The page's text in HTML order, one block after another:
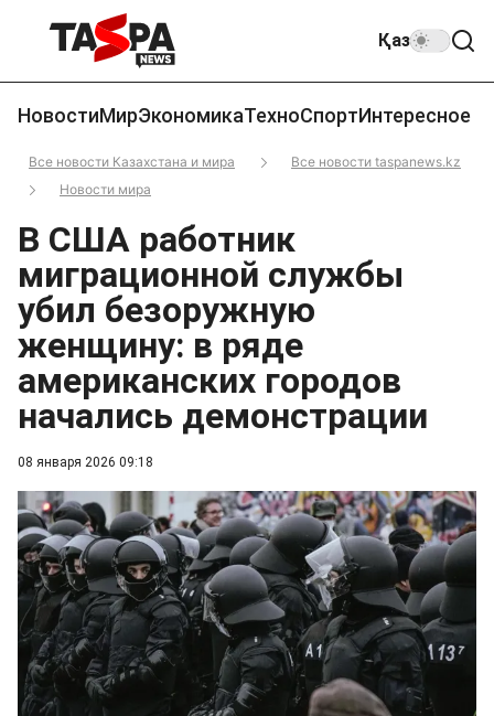
Қаз
НовостиМирЭкономикаТехноСпортИнтересное
Все новости Казахстана и мира
Все новости taspanews.kz
Новости мира
08 января 2026 09:18
В США работник
миграционной службы
убил безоружную
женщину: в ряде
американских городов
начались демонстрации